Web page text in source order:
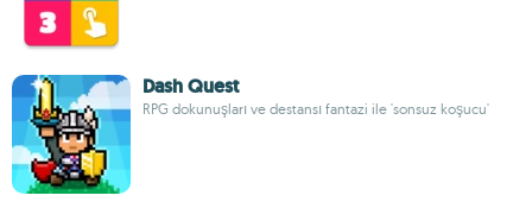
Dash Quest
RPG dokunuşları ve destansı fantazi ile 'sonsuz koşucu'